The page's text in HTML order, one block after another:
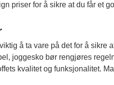
priser for å sikre at du får et
å ta vare på det for å
joggesko bør rengjøres
kvalitet og funksjonalitet.